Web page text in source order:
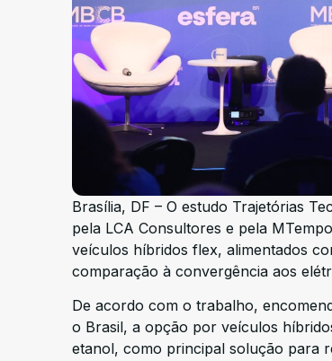
Brasília, DF – O estudo Trajetórias
pela LCA Consultores e pela
veículos híbridos flex, alimentados
comparação à convergência aos
De acordo com o trabalho,
o Brasil, a opção por veículos
etanol, como principal solução para